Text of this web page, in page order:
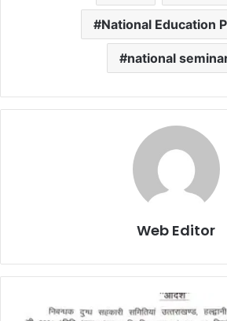
National Education
national
Web Editor